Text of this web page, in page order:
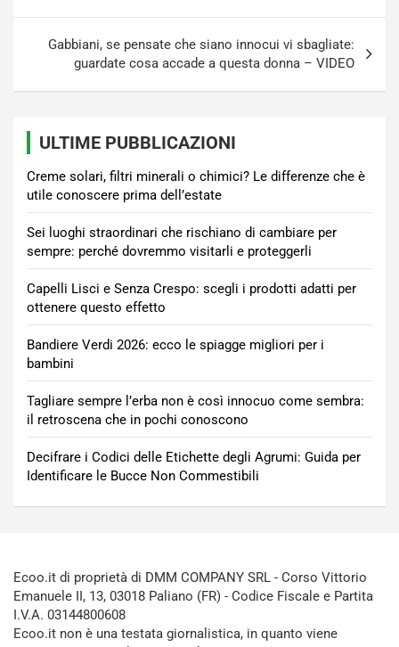
Gabbiani, se pensate che siano innocui vi sbagliate:
guardate cosa accade a questa donna – VIDEO
ULTIME PUBBLICAZIONI
Creme solari, filtri minerali o chimici? Le differenze che è
utile conoscere prima dell’estate
Sei luoghi straordinari che rischiano di cambiare per
sempre: perché dovremmo visitarli e proteggerli
Capelli Lisci e Senza Crespo: scegli i prodotti adatti per
ottenere questo effetto
Bandiere Verdi 2026: ecco le spiagge migliori per i
bambini
Tagliare sempre l’erba non è così innocuo come sembra:
il retroscena che in pochi conoscono
Decifrare i Codici delle Etichette degli Agrumi: Guida per
Identificare le Bucce Non Commestibili
Ecoo.it di proprietà di DMM COMPANY SRL - Corso Vittorio
Emanuele II, 13, 03018 Paliano (FR) - Codice Fiscale e Partita
I.V.A. 03144800608
Ecoo.it non è una testata giornalistica, in quanto viene